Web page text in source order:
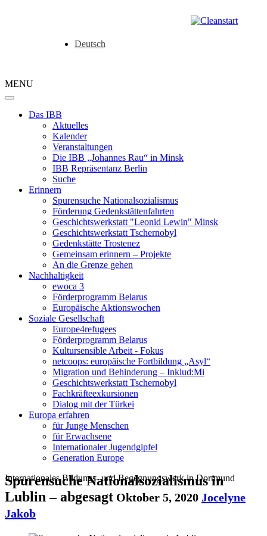
Deutsch
MENU
Das IBB
Aktuelles
Kalender
Veranstaltungen
Die IBB „Johannes Rau“ in Minsk
IBB Repräsentanz Berlin
Suche
Erinnern
Spurensuche Nationalsozialismus
Förderung Gedenkstättenfahrten
Geschichtswerkstatt "Leonid Lewin" Minsk
Geschichtswerkstatt Tschernobyl
Gedenkstätte Trostenez
Gemeinsam erinnern – Projekte
An die Grenze gehen
Nachhaltigkeit
ewoca 3
Förderprogramm Belarus
Europäische Aktionswochen
Soziale Gesellschaft
Europe4refugees
Förderprogramm Belarus
Kultursensible Arbeit - Fokus
netcoops: europäische Fortbildung „Asyl“
Migration und Behinderung – Inklud:Mi
Geschichtswerkstatt Tschernobyl
Fachkräfteexkursionen
Dialog mit der Türkei
Europa erfahren
für Junge Menschen
für Erwachsene
Internationaler Jugendgipfel
Generation Europe
Internationales Bildungs- und Begegnungswerk in Dortmund
Spurensuche Nationalsozialismus in
Lublin – abgesagt Oktober 5, 2020 Jocelyne
Jakob